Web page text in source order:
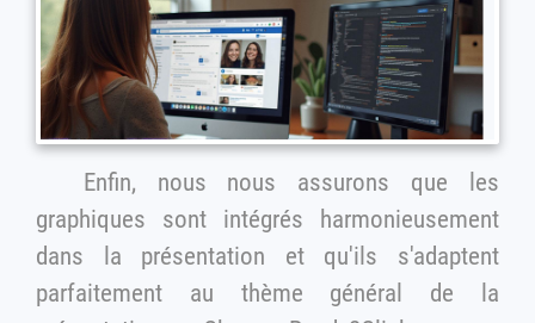
Enfin, nous nous assurons que les
graphiques sont intégrés harmonieusement
dans la présentation et qu'ils s'adaptent
parfaitement au thème général de la